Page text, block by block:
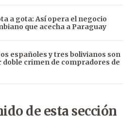
a gota: Así opera el negocio
que acecha a Paraguay
españoles y tres bolivianos son
crimen de compradores de
de esta sección